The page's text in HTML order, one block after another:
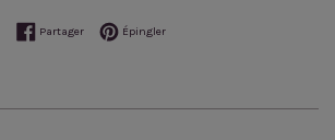
PartagerPartager sur Facebook
ÉpinglerÉpingler sur Pinterest